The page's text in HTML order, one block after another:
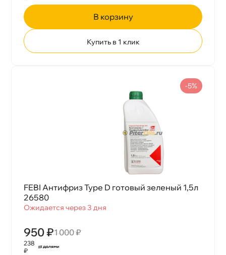
корзину
Купить в 1 клик
FEBI Антифриз Type D готовый зеленый 1,5л
26580
Ожидается через 3 дня
950 ₽1 000 ₽
-5%
238
₽